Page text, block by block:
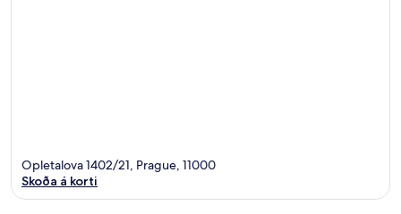
Opletalova 1402/21, Prague, 11000
Skoða á korti